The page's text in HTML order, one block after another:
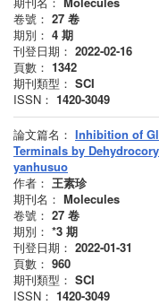
卷號： 27 卷
期別： 4 期
刊登日期： 2022-02-16
頁數： 1342
期刊類型： SCI
ISSN： 1420-3049
論文篇名： Inhibition of
Terminals by
yanhusuo
作者： 王素珍
期刊名： Molecules
卷號： 27 卷
期別： *3 期
刊登日期： 2022-01-31
頁數： 960
期刊類型： SCI
ISSN： 1420-3049